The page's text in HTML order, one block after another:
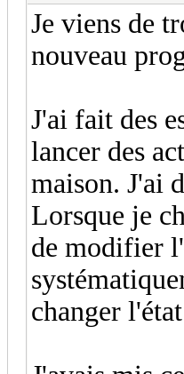
Je viens de
nouveau
J'ai fait des
lancer des
maison. J'ai
Lorsque je
de modifier
changer